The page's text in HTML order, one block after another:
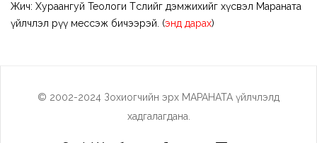
Жич: Хураангуй Теологи Төслийг дэмжихийг хүсвэл Мараната
үйлчлэл рүү мессэж бичээрэй. (энд дарах)
© 2002-2024 Зохиогчийн эрх МАРАНАТА үйлчлэлд
хадгалагдана.